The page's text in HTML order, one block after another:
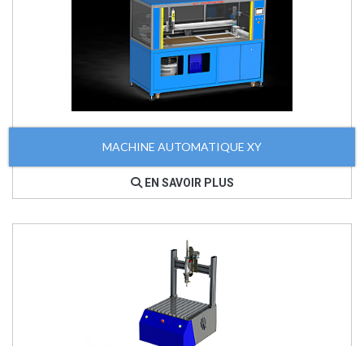
MACHINE AUTOMATIQUE XY
EN SAVOIR PLUS